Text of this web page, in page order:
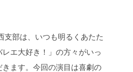
支部は、いつも明るくあたた
エ大好き！」の方々がいっ
ます。今回の演目は喜劇の